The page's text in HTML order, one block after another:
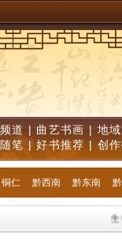
道 | 曲艺书画 | 地
笔 |好书推荐 | 创
铜仁 黔西南 黔东南
生